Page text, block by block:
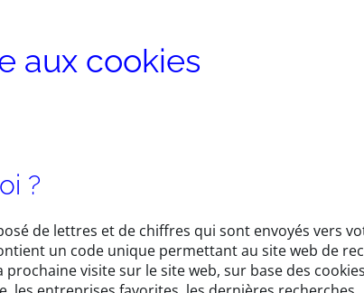
aux cookies
?
de lettres et de chiffres qui sont envoyés vers
un code unique permettant au site web de
prochaine visite sur le site web, sur base des